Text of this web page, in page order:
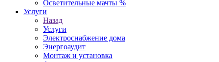
Осветительные мачты %
Услуги
Назад
Услуги
Электроснабжение дома
Энергоаудит
Монтаж и установка